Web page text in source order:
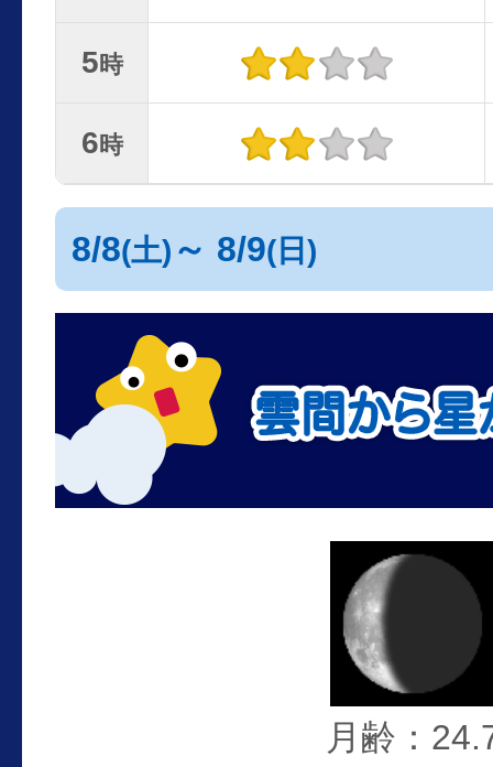
5時
6時
8/8(土) ～ 8/9(日)
月齢：